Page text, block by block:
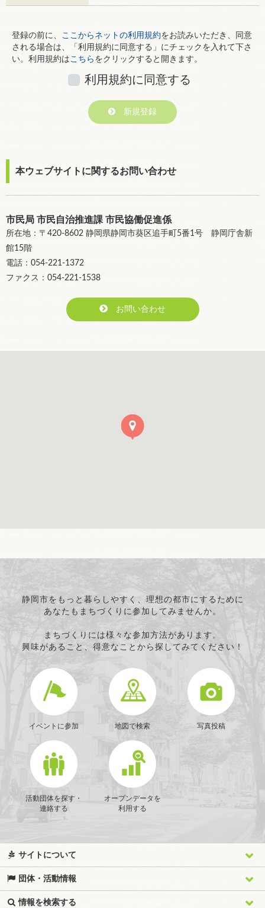
登録の前に、 ここからネットの利用規約をお読みいただき、同意
される場合は、「利用規約に同意する」にチェックを入れて下さ
い。利用規約はこちら をクリックすると開きます。
利用規約に同意する
新規登録
本ウェブサイトに関するお問い合わせ
市民局 市民自治推進課 市民協働促進係
所在地：〒420-8602 静岡県静岡市葵区追手町5番1号 静岡庁舎新
館15階
電話：054-221-1372
ファクス：054-221-1538
お問い合わせ
静岡市をもっと暮らしやすく、理想の都市にするために
あなたもまちづくりに参加してみませんか。
まちづくりには様々な参加方法があります。
興味があること、得意なことから探してみてください！
イベントに参加 地図で検索 写真投稿
活動団体を探す・
連絡する
オープンデータを
利用する
サイトについて
団体・活動情報
情報を検索する